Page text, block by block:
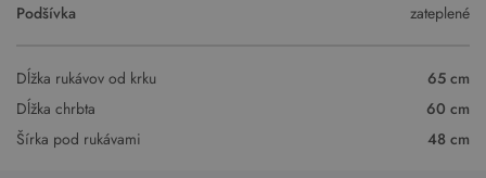
Podšívka
zateplené
Dĺžka rukávov od krku
65 cm
Dĺžka chrbta
60 cm
Šírka pod rukávami
48 cm